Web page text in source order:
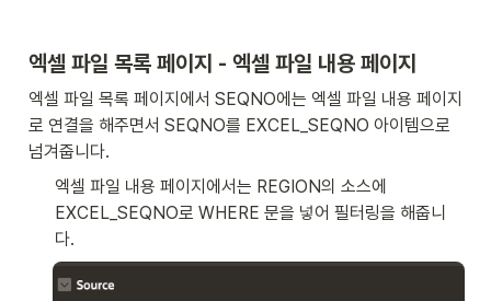
엑셀 파일 목록 페이지 - 엑셀 파일 내용 페이지
엑셀 파일 목록 페이지에서 SEQNO에는 엑셀 파일 내용 페이지
로 연결을 해주면서 SEQNO를 EXCEL_SEQNO 아이템으로
넘겨줍니다.
엑셀 파일 내용 페이지에서는 REGION의 소스에
EXCEL_SEQNO로 WHERE 문을 넣어 필터링을 해줍니
다.